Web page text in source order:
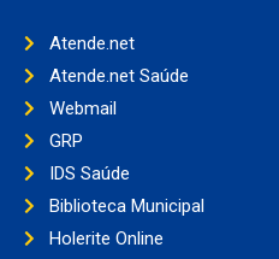
Atende.net
Atende.net Saúde
Webmail
GRP
IDS Saúde
Biblioteca Municipal
Holerite Online